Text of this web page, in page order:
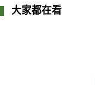
大家都在看